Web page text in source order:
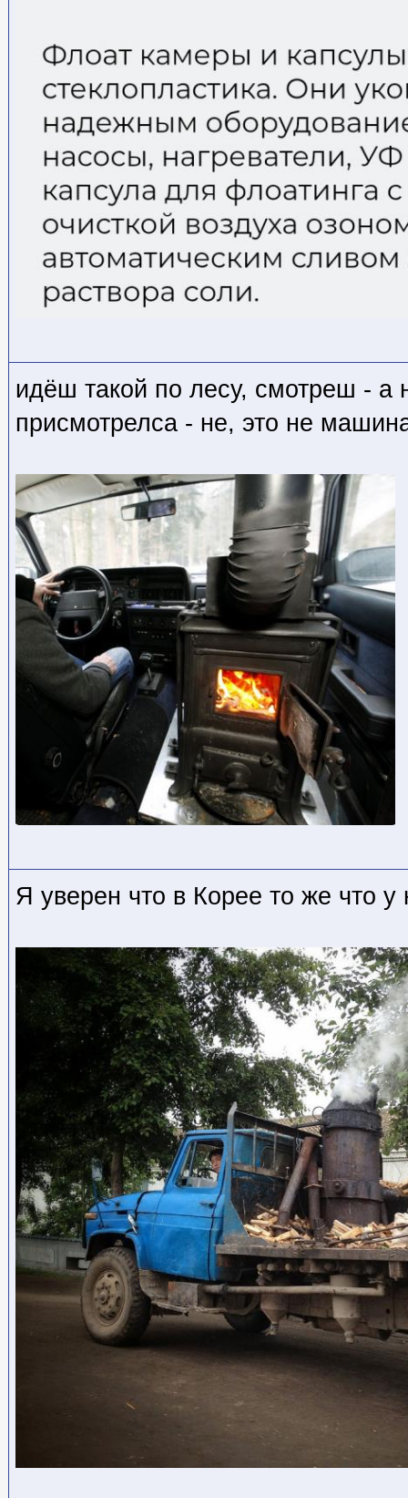
идёш такой по лесу, смотреш - а
присмотрелса - не, это не
Я уверен что в Корее то же что у